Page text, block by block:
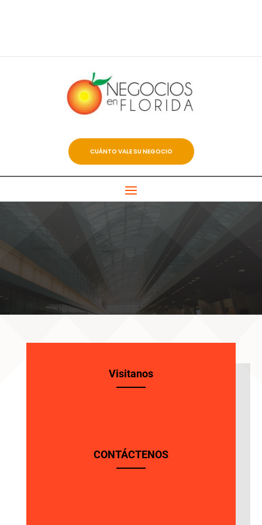
CUÁNTO VALE SU NEGOCIO
Visitanos
CONTÁCTENOS